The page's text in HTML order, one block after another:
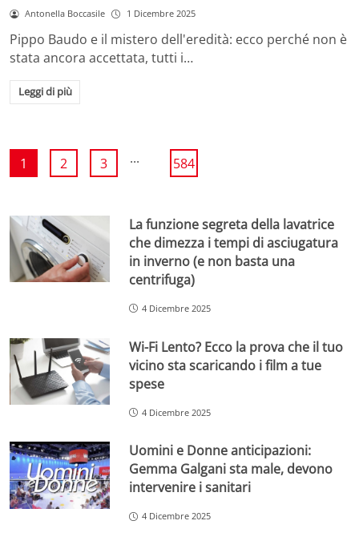
Antonella Boccasile 1 Dicembre 2025
Pippo Baudo e il mistero dell'eredità: ecco perché non è
stata ancora accettata, tutti i…
Leggi di più
1 2 3 ... 584
La funzione segreta della lavatrice
che dimezza i tempi di asciugatura
in inverno (e non basta una
centrifuga)
4 Dicembre 2025
Wi-Fi Lento? Ecco la prova che il tuo
vicino sta scaricando i film a tue
spese
4 Dicembre 2025
Uomini e Donne anticipazioni:
Gemma Galgani sta male, devono
intervenire i sanitari
4 Dicembre 2025